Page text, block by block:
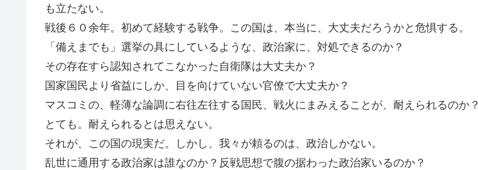
も立たない。
戦後６０余年。初めて経験する戦争。この国は、本当に、大丈夫だろうかと危惧する。
「備えまでも」選挙の具にしているような、政治家に、対処できるのか？
その存在すら認知されてこなかった自衛隊は大丈夫か？
国家国民より省益にしか、目を向けていない官僚で大丈夫か？
マスコミの、軽薄な論調に右往左往する国民、戦火にまみえることが、耐えられるのか？
とても。耐えられるとは思えない。
それが、この国の現実だ。しかし、我々が頼るのは、政治しかない。
乱世に通用する政治家は誰なのか？反戦思想で腹の据わった政治家いるのか？